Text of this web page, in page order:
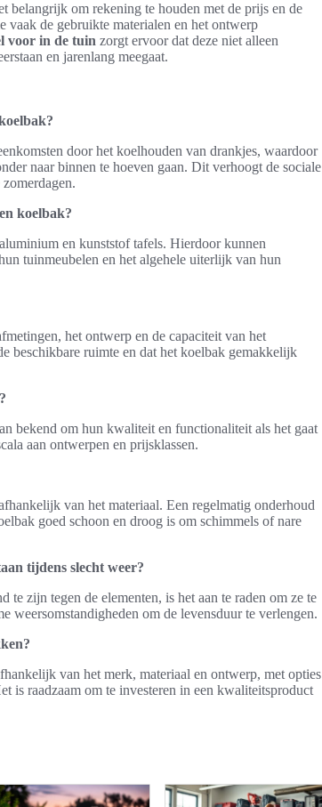
belangrijk om rekening te houden met de prijs en de
de gebruikte materialen en het ontwerp
voor in de tuin zorgt ervoor dat deze niet alleen
en jarenlang meegaat.
door het koelhouden van drankjes, waardoor
naar binnen te hoeven gaan. Dit verhoogt de sociale
koelbak?
en kunststof tafels. Hierdoor kunnen
tuinmeubelen en het algehele uiterlijk van hun
het ontwerp en de capaciteit van het
beschikbare ruimte en dat het koelbak gemakkelijk
bekend om hun kwaliteit en functionaliteit als het gaat
aan ontwerpen en prijsklassen.
van het materiaal. Een regelmatig onderhoud
goed schoon en droog is om schimmels of nare
tijdens slecht weer?
zijn tegen de elementen, is het aan te raden om ze te
weersomstandigheden om de levensduur te verlengen.
van het merk, materiaal en ontwerp, met opties
is raadzaam om te investeren in een kwaliteitsproduct